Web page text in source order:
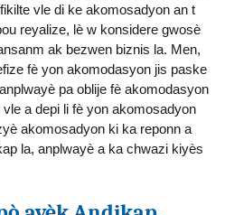
vle di ke akomosadyon an t
reyalize, lè w konsidere gwosè
ak bezwen biznis la. Men,
fè yon akomodasyon jis paske
pa oblije fè akomodasyon
a depi li fè yon akomosadyon
akomosadyon ki ka reponn a
la, anplwayè a ka chwazi kiyès